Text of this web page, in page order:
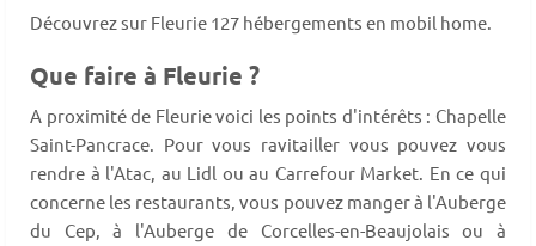
Découvrez sur Fleurie 127 hébergements en mobil home.
Que faire à Fleurie ?
A proximité de Fleurie voici les points d'intérêts : Chapelle
Saint-Pancrace. Pour vous ravitailler vous pouvez vous
rendre à l'Atac, au Lidl ou au Carrefour Market. En ce qui
concerne les restaurants, vous pouvez manger à l'Auberge
du Cep, à l'Auberge de Corcelles-en-Beaujolais ou à